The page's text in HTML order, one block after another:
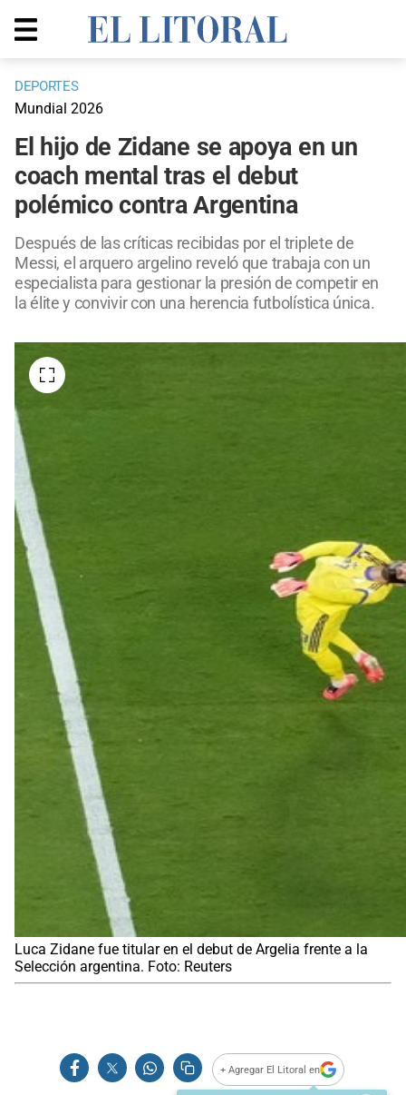
DEPORTES
Mundial 2026
El hijo de Zidane se apoya en un
coach mental tras el debut
polémico contra Argentina
Después de las críticas recibidas por el triplete de
Messi, el arquero argelino reveló que trabaja con un
especialista para gestionar la presión de competir en
la élite y convivir con una herencia futbolística única.
Luca Zidane fue titular en el debut de Argelia frente a la
Selección argentina. Foto: Reuters
+ Agregar El Litoral en